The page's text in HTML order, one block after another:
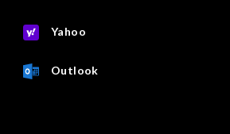
Yahoo
Outlook